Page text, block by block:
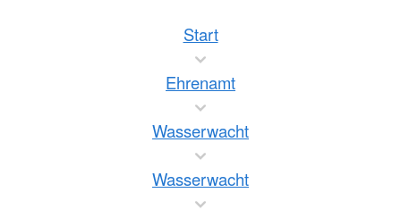
Start
Ehrenamt
Wasserwacht
Wasserwacht